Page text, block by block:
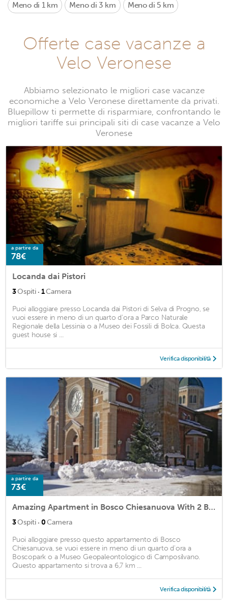
Meno di 1 km Meno di 3 km Meno di 5 km
Offerte case vacanze a
Velo Veronese
Abbiamo selezionato le migliori case vacanze
economiche a Velo Veronese direttamente da privati.
Bluepillow ti permette di risparmiare, confrontando le
migliori tariffe sui principali siti di case vacanze a Velo
Veronese
a partire da
78€
Locanda dai Pistori
3Ospiti · 1Camera
Puoi alloggiare presso Locanda dai Pistori di Selva di Progno, se
vuoi essere in meno di un quarto d'ora a Parco Naturale
Regionale della Lessinia o a Museo dei Fossili di Bolca. Questa
guest house si ...
Verifica disponibilità
a partire da
73€
Amazing Apartment in Bosco Chiesanuova With 2 Bedrooms
3Ospiti · 0Camera
Puoi alloggiare presso questo appartamento di Bosco
Chiesanuova, se vuoi essere in meno di un quarto d'ora a
Boscopark o a Museo Geopaleontologico di Camposilvano.
Questo appartamento si trova a 6,7 km ...
Verifica disponibilità